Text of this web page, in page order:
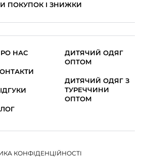
ПОКУПОК І ЗНИЖКИ
НАС
ДИТЯЧИЙ ОДЯГ
ОПТОМ
ДИТЯЧИЙ ОДЯГ З
ТУРЕЧЧИНИ
ОПТОМ
КОНФІДЕНЦІЙНОСТІ